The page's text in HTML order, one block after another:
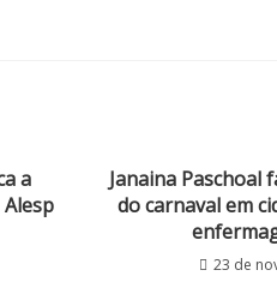
a
Janaina Paschoal
do carnaval em
23 de